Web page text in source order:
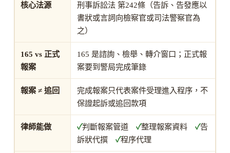
核心法源
刑事訴訟法 第242條（告訴、告發應以
書狀或言詞向檢察官或司法警察官為
之）
165 vs 正式
報案
165 是諮詢、檢舉、轉介窗口；正式報
案要到警局完成筆錄
報案 ≠ 追回
完成報案只代表案件受理進入程序，不
保證起訴或追回款項
律師能做 ✓判斷報案管道✓整理報案資料✓告
訴狀代撰✓程序代理